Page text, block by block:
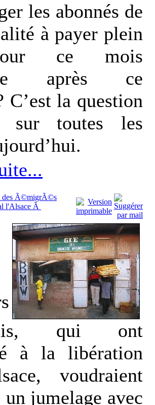
les abonnés de
à payer plein
ce mois
après ce
C’est la question
sur toutes les
des Ã©migrÃ©s
l'Alsace Ã
qui ont
à la libération
voudraient
jumelage avec